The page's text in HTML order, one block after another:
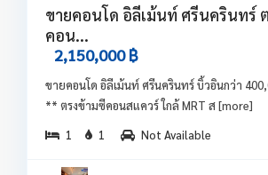
ขายคอนโด อิลีเม้นท์ ศรีนครินทร์
คอน...
2,150,000 ฿
ขายคอนโด อิลีเม้นท์ ศรีนครินทร์ บิ้วอินกว่า
** ตรงข้ามซีคอนสแควร์ ใกล้ MRT ส[more]
1
1 Not Available